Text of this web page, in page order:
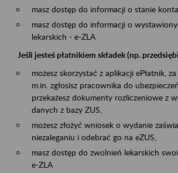
masz dostęp do informacji o stanie
masz dostęp do informacji o
lekarskich - e-ZLA
Jeśli jesteś płatnikiem składek (np.
możesz skorzystać z aplikacji ePłatnik,
m.in. zgłosisz pracownika do
przekażesz dokumenty rozliczeniowe z
danych z bazy ZUS,
możesz złożyć wniosek o wydanie
niezaleganiu i odebrać go na eZUS,
masz dostęp do zwolnień lekarskich
e-ZLA